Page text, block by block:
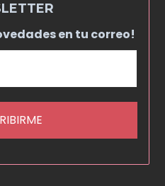
en tu correo!